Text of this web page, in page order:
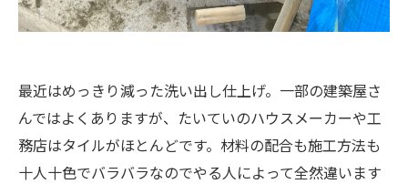
最近はめっきり減った洗い出し仕上げ。一部の建築屋さ
んではよくありますが、たいていのハウスメーカーや工
務店はタイルがほとんどです。材料の配合も施工方法も
十人十色でバラバラなのでやる人によって全然違います